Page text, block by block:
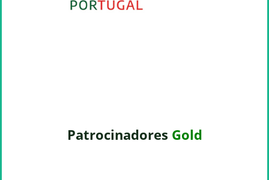
Patrocinadores Gold